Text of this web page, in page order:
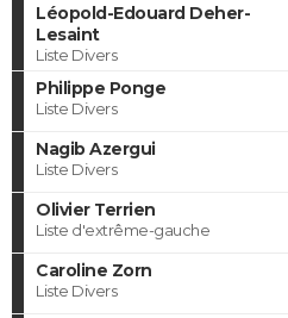
Léopold-Edouard Deher-
Lesaint
Liste Divers
Philippe Ponge
Liste Divers
Nagib Azergui
Liste Divers
Olivier Terrien
Liste d'extrême-gauche
Caroline Zorn
Liste Divers